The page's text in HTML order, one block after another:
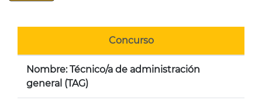
Concurso
Nombre: Técnico/a de administración
general (TAG)